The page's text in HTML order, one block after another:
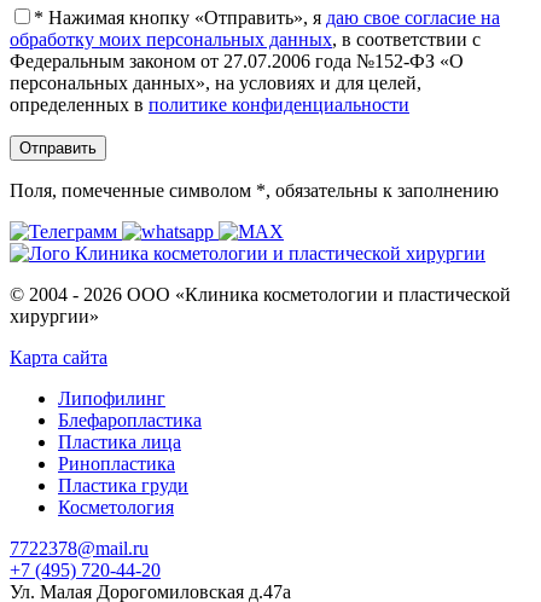
* Нажимая кнопку «Отправить», я даю свое согласие на
обработку моих персональных данных, в соответствии с
Федеральным законом от 27.07.2006 года №152-ФЗ «О
персональных данных», на условиях и для целей,
определенных в политике конфиденциальности
Поля, помеченные символом *, обязательны к заполнению
© 2004 - 2026 ООО «Клиника косметологии и пластической
хирургии»
Карта сайта
Липофилинг
Блефаропластика
Пластика лица
Ринопластика
Пластика груди
Косметология
7722378@mail.ru
+7 (495) 720-44-20
Ул. Малая Дорогомиловская д.47а